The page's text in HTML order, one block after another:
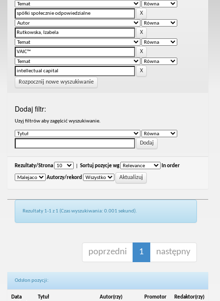
Rozpocznij nowe wyszukiwanie
Dodaj filtr:
Uzyj filtrów aby zagęścić wyszukiwanie.
Rezultaty/Strona Sortuj pozycje wg In order
Autorzy/rekord
Rezultaty 1-1 z 1 (Czas wyszukiwania: 0.001 sekund).
poprzedni 1 następny
Odsłon pozycji:
Data
Tytuł Autor(rzy) Promotor Redaktor(rzy)